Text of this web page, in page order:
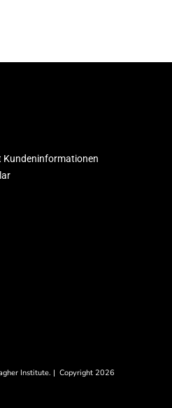
Kundeninformationen
Institute. | Copyright 2026